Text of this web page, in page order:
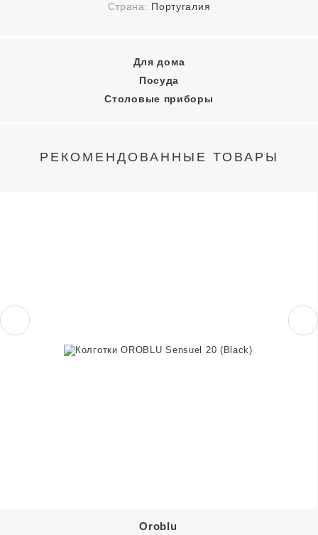
Страна: Португалия
Для дома
Посуда
Столовые приборы
РЕКОМЕНДОВАННЫЕ ТОВАРЫ
Oroblu